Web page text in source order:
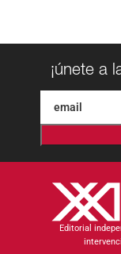
¡únete a
Editorial